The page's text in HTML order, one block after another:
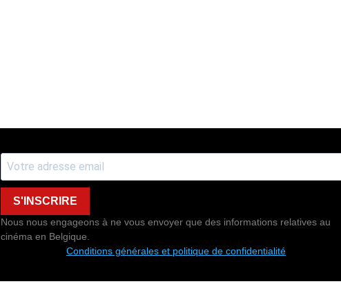
S'INSCRIRE
Nous nous engageons à ne vous envoyer que des informations relatives au
cinéma en Belgique.
Conditions générales et politique de confidentialité